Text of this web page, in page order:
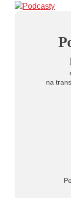
Frýdku-Místku
20.07.2026
nabídne
na